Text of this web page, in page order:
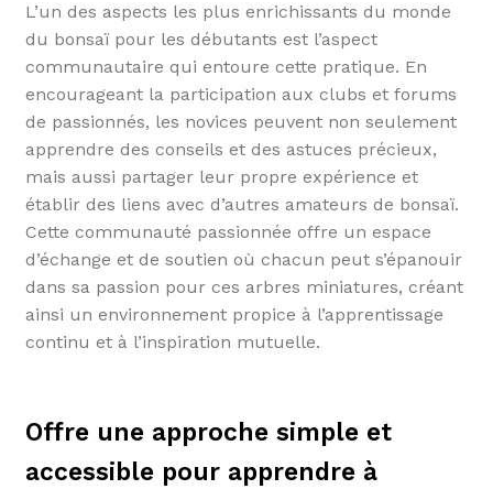
L’un des aspects les plus enrichissants du monde
du bonsaï pour les débutants est l’aspect
communautaire qui entoure cette pratique. En
encourageant la participation aux clubs et forums
de passionnés, les novices peuvent non seulement
apprendre des conseils et des astuces précieux,
mais aussi partager leur propre expérience et
établir des liens avec d’autres amateurs de bonsaï.
Cette communauté passionnée offre un espace
d’échange et de soutien où chacun peut s’épanouir
dans sa passion pour ces arbres miniatures, créant
ainsi un environnement propice à l’apprentissage
continu et à l’inspiration mutuelle.
Offre une approche simple et
accessible pour apprendre à